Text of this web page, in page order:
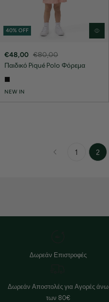
40% OFF
€48,00 €80,00
Παιδικό Piqué Polo Φόρεμα
NEW IN
1 2
Δωρεάν Επιστροφές
Δωρεάν Αποστολές για Αγορές άνω
των 80€